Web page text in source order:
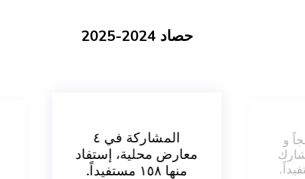
حصاد 2024-2025
معارض محلية، إستفاد
ورشة عمل،
فيها ٣٣١ مستفيداً.